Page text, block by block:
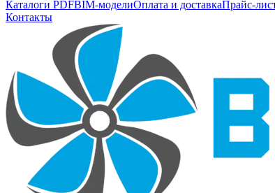
Каталоги PDFBIM-моделиОплата и доставкаПрайс-
Контакты